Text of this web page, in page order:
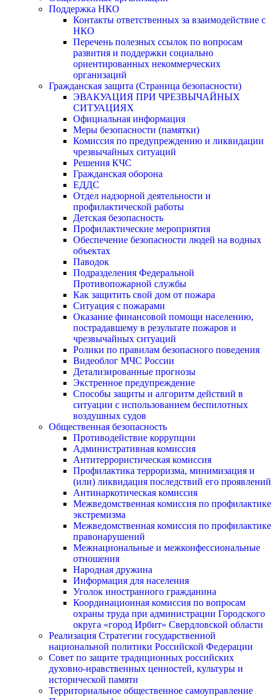
Поддержка НКО
Контакты ответственных за взаимодействие с
НКО
Перечень полезных ссылок по вопросам
развития и поддержки социально
ориентированных некоммерческих
организаций
Гражданская защита (Страница безопасности)
ЭВАКУАЦИЯ ПРИ ЧРЕЗВЫЧАЙНЫХ
СИТУАЦИЯХ
Официальная информация
Меры безопасности (памятки)
Комиссия по предупреждению и ликвидации
чрезвычайных ситуаций
Решения КЧС
Гражданская оборона
ЕДДС
Отдел надзорной деятельности и
профилактической работы
Детская безопасность
Профилактические мероприятия
Обеспечение безопасности людей на водных
объектах
Паводок
Подразделения Федеральной
Противопожарной службы
Как защитить свой дом от пожара
Ситуация с пожарами
Оказание финансовой помощи населению,
пострадавшему в результате пожаров и
чрезвычайных ситуаций
Ролики по правилам безопасного поведения
Видеоблог МЧС России
Детализированные прогнозы
Экстренное предупреждение
Способы защиты и алгоритм действий в
ситуации с использованием беспилотных
воздушных судов
Общественная безопасность
Противодействие коррупции
Административная комиссия
Антитеррористическая комиссия
Профилактика терроризма, минимизация и
(или) ликвидация последствий его проявлений
Антинаркотическая комиссия
Межведомственная комиссия по профилактике
экстремизма
Межведомственная комиссия по профилактике
правонарушений
Межнациональные и межконфессиональные
отношения
Народная дружина
Информация для населения
Уголок иностранного гражданина
Координационная комиссия по вопросам
охраны труда при администрации Городского
округа «город Ирбит» Свердловской области
Реализация Стратегии государственной
национальной политики Российской Федерации
Совет по защите традиционных российских
духовно-нравственных ценностей, культуры и
исторической памяти
Территориальное общественное самоуправление